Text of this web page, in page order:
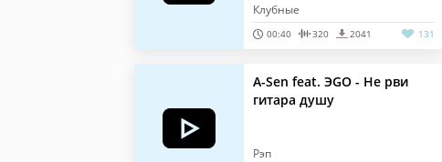
Клубные
00:40 320 2041 131
A-Sen feat. ЭGO - Не рви
гитара душу
Рэп